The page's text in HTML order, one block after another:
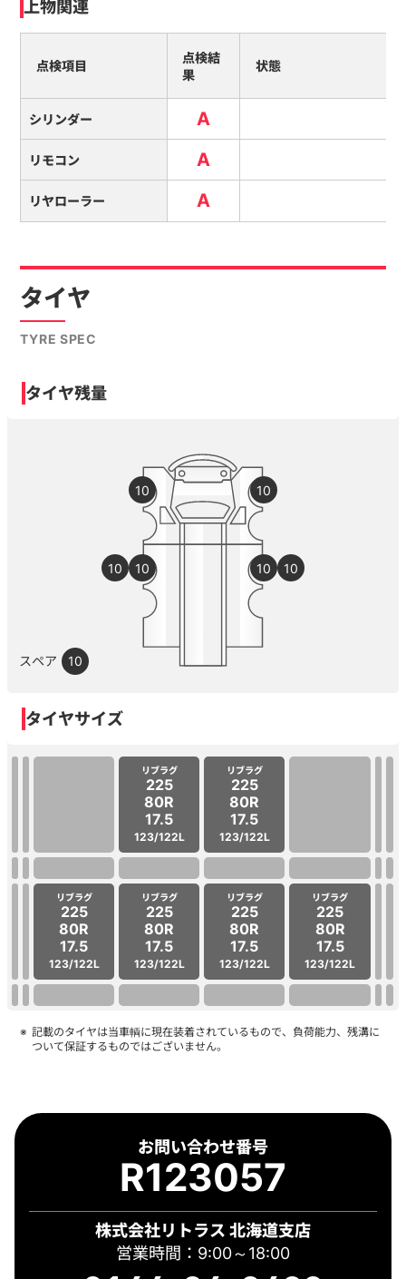
お問い合わせ番号
R123057
株式会社リトラス 北海道支店
営業時間：9:00～18:00
上物関連
点検項目
点検結
果
状態
シリンダー A
リモコン A
リヤローラー A
タイヤ
TYRE SPEC
タイヤ残量
10 10
10
10 10 10
スペア 10
タイヤサイズ
リブラグ
225
80R
17.5
123/122L
リブラグ
225
80R
17.5
123/122L
リブラグ
225
80R
17.5
123/122L
リブラグ
225
80R
17.5
123/122L
リブラグ
225
80R
17.5
123/122L
リブラグ
225
80R
17.5
123/122L
記載のタイヤは当車輌に現在装着されているもので、負荷能力、残溝に
ついて保証するものではございません。